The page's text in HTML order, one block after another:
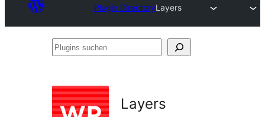
Plugin DirectoryLayers
Plugins
Layers